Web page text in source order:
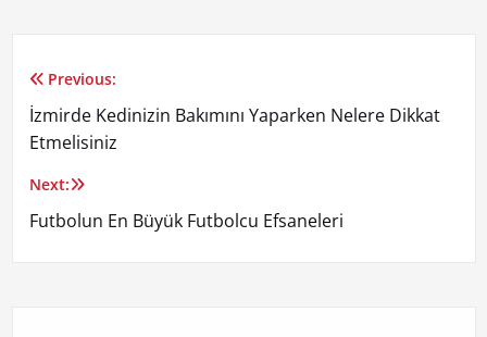
Yazı
gezinmesi
Previous:
İzmirde Kedinizin Bakımını Yaparken Nelere Dikkat
Etmelisiniz
Next:
Futbolun En Büyük Futbolcu Efsaneleri